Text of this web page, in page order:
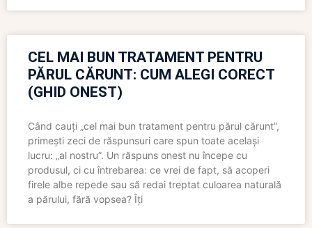
CEL MAI BUN TRATAMENT PENTRU
PĂRUL CĂRUNT: CUM ALEGI CORECT
(GHID ONEST)
Când cauți „cel mai bun tratament pentru părul cărunt”,
primești zeci de răspunsuri care spun toate același
lucru: „al nostru”. Un răspuns onest nu începe cu
produsul, ci cu întrebarea: ce vrei de fapt, să acoperi
firele albe repede sau să redai treptat culoarea naturală
a părului, fără vopsea? Îți